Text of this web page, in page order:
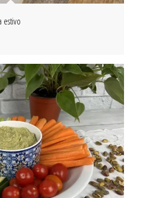
estivo